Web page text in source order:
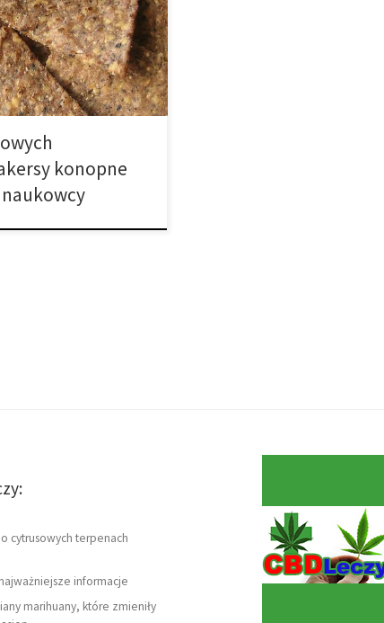
oże zaoferować o wiele
i erbskich
wymysliła krakersy
są o wiele
konopne
cytrusowych terpenach
informacje
marihuany, które zmieniły